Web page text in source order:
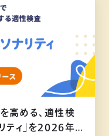
高める、適性検
ティ」を2026年